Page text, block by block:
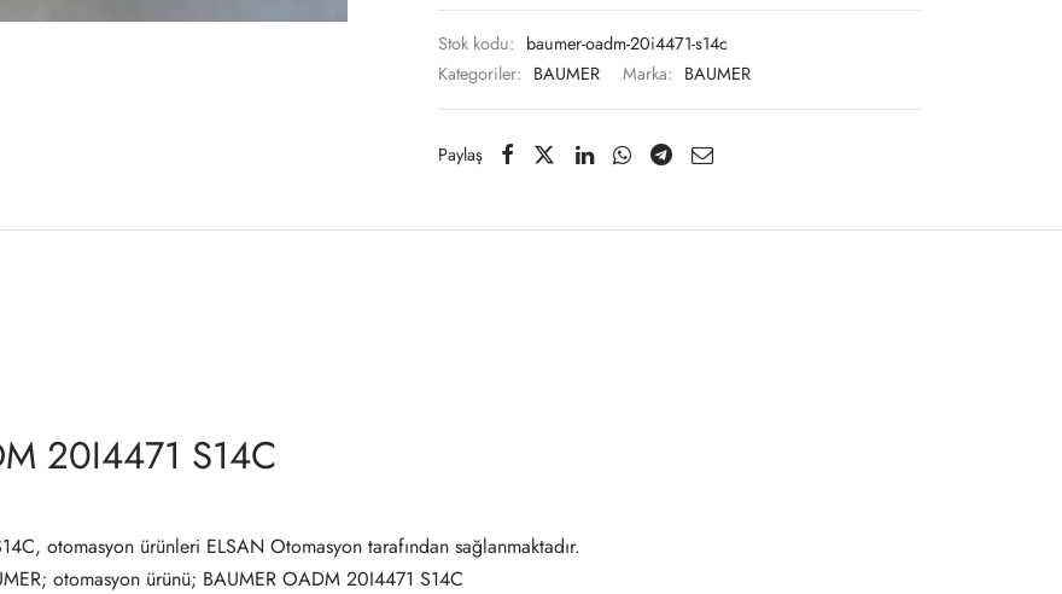
Stok kodu: baumer-oadm-20i4471-s14c
Kategoriler: BAUMER Marka: BAUMER
Paylaş
20I4471 S14C
otomasyon ürünleri ELSAN Otomasyon tarafından sağlanmaktadır.
otomasyon ürünü; BAUMER OADM 20I4471 S14C